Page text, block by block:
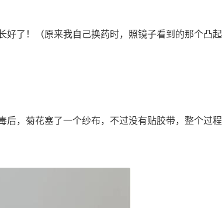
了！（原来我自己换药时，照镜子看到的那个凸
，菊花塞了一个纱布，不过没有贴胶带，整个过